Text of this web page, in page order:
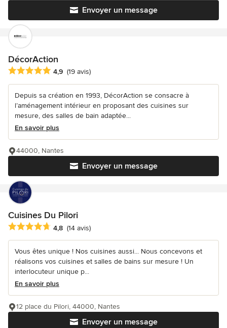
Envoyer un message
DécorAction
Note moyenne : 4.9 étoiles sur 5
4,9 (19 avis)
Depuis sa création en 1993, DécorAction se consacre à
l’aménagement intérieur en proposant des cuisines sur
mesure, des salles de bain adaptée...
En savoir plus
Envoyer un message
44000, Nantes
Cuisines Du Pilori
Note moyenne : 4.8 étoiles sur 5
4,8 (14 avis)
Vous êtes unique ! Nos cuisines aussi... Nous concevons et
réalisons vos cuisines et salles de bains sur mesure ! Un
interlocuteur unique p...
En savoir plus
Envoyer un message
12 place du Pilori, 44000, Nantes